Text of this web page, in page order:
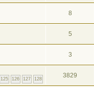
8
5
3
125 126 127 128 3829